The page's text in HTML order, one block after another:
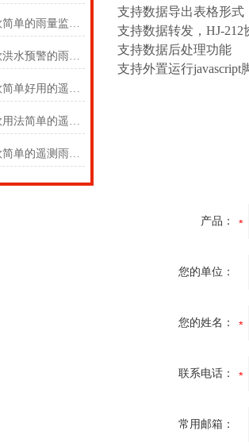
遥测雨量计——一款简单的雨量监测仪2025(万象推送)
遥测雨量计——一款洪水预警的雨量监测仪2024(万象推送)
雨量观测站——一款简单好用的遥测雨量计2024(万象推送)
雨量观测站——一款用法简单的遥测雨量计2024(万象推送)
雨量观测站——一款简单的遥测雨量计2024(万象推送)
支持数据导出表格形式
支持数据转发，HJ-212
支持数据后处理功能
支持外置运行javascript
产品：
您的单位：
您的姓名：
联系电话：
常用邮箱：